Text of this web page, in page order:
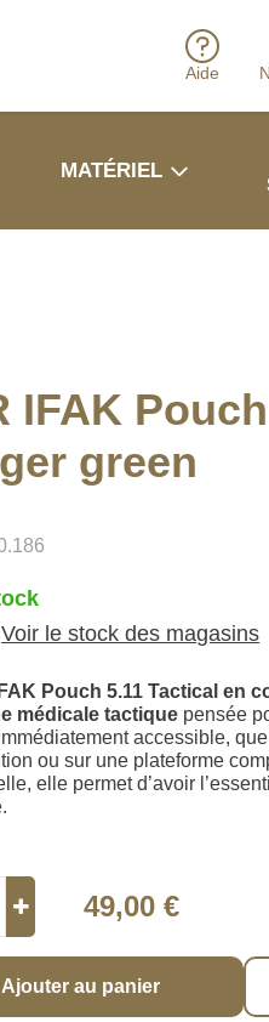
Aide
MATÉRIEL
IFAK
green
Voir le stock des magasins
Pouch 5.11 Tactical en
médicale tactique pensée
accessible,
ou sur une plateforme
elle permet d’avoir
49,00 €
Ajouter au panier